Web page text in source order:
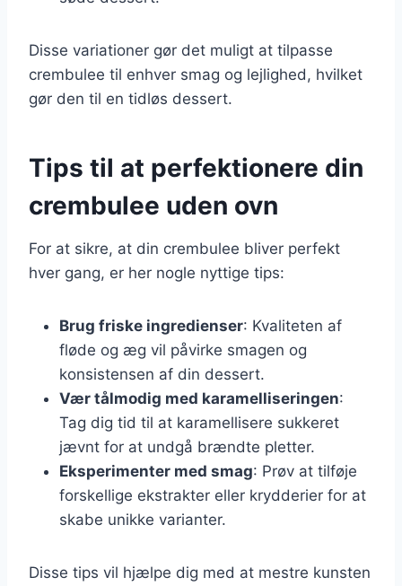
Disse variationer gør det muligt at tilpasse
crembulee til enhver smag og lejlighed, hvilket
gør den til en tidløs dessert.
Tips til at perfektionere din
crembulee uden ovn
For at sikre, at din crembulee bliver perfekt
hver gang, er her nogle nyttige tips:
Brug friske ingredienser: Kvaliteten af
fløde og æg vil påvirke smagen og
konsistensen af din dessert.
Vær tålmodig med karamelliseringen:
Tag dig tid til at karamellisere sukkeret
jævnt for at undgå brændte pletter.
Eksperimenter med smag: Prøv at tilføje
forskellige ekstrakter eller krydderier for at
skabe unikke varianter.
Disse tips vil hjælpe dig med at mestre kunsten